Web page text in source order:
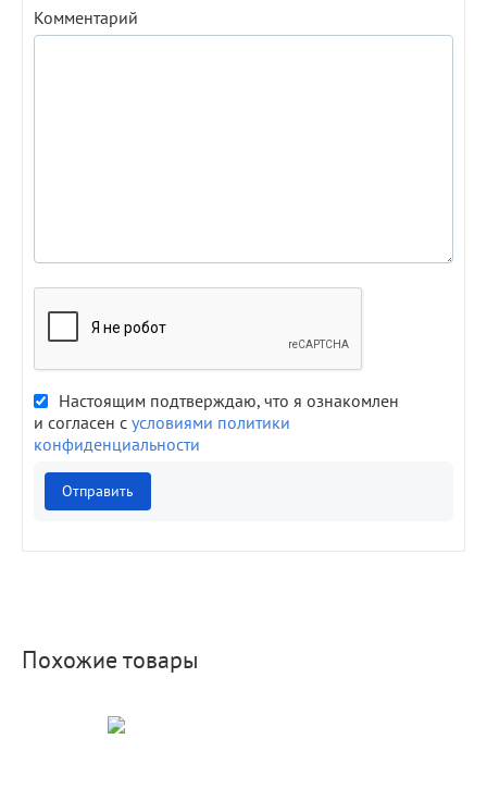
Комментарий
Настоящим подтверждаю, что я ознакомлен
и согласен с условиями политики
конфиденциальности
Отправить
Похожие товары